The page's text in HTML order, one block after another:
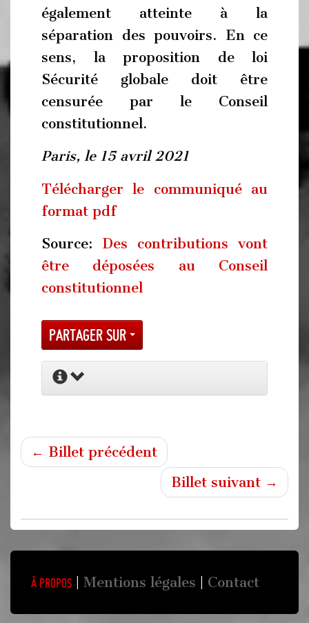
également atteinte à la
séparation des pouvoirs. En ce
sens, la proposition de loi
Sécurité globale doit être
censurée par le Conseil
constitutionnel.
Paris, le 15 avril 2021
Télécharger le communiqué au
format pdf
Source: Des contributions vont
être déposées au Conseil
constitutionnel
Partager sur
← Billet précédent
Billet suivant →
À propos Mentions légales Contact